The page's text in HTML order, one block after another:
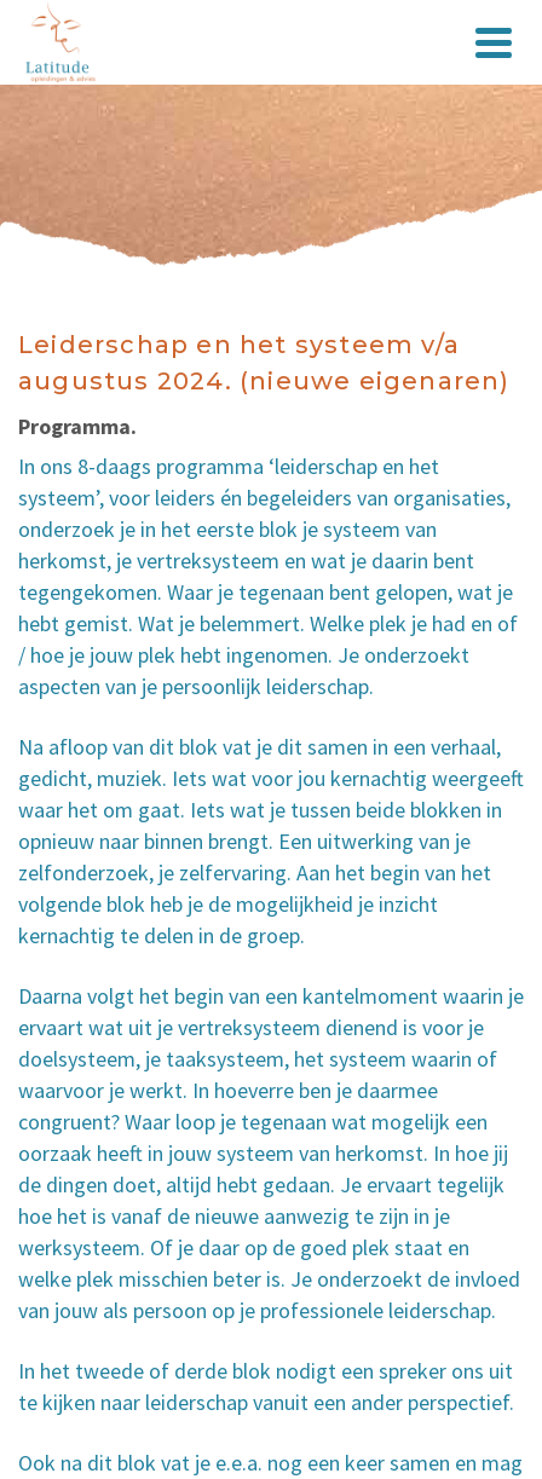
Leiderschap en het systeem v/a
augustus 2024. (nieuwe eigenaren)
Programma.
In ons 8-daags programma ‘leiderschap en het
systeem’, voor leiders én begeleiders van organisaties,
onderzoek je in het eerste blok je systeem van
herkomst, je vertreksysteem en wat je daarin bent
tegengekomen. Waar je tegenaan bent gelopen, wat je
hebt gemist. Wat je belemmert. Welke plek je had en of
/ hoe je jouw plek hebt ingenomen. Je onderzoekt
aspecten van je persoonlijk leiderschap.
Na afloop van dit blok vat je dit samen in een verhaal,
gedicht, muziek. Iets wat voor jou kernachtig weergeeft
waar het om gaat. Iets wat je tussen beide blokken in
opnieuw naar binnen brengt. Een uitwerking van je
zelfonderzoek, je zelfervaring. Aan het begin van het
volgende blok heb je de mogelijkheid je inzicht
kernachtig te delen in de groep.
Daarna volgt het begin van een kantelmoment waarin je
ervaart wat uit je vertreksysteem dienend is voor je
doelsysteem, je taaksysteem, het systeem waarin of
waarvoor je werkt. In hoeverre ben je daarmee
congruent? Waar loop je tegenaan wat mogelijk een
oorzaak heeft in jouw systeem van herkomst. In hoe jij
de dingen doet, altijd hebt gedaan. Je ervaart tegelijk
hoe het is vanaf de nieuwe aanwezig te zijn in je
werksysteem. Of je daar op de goed plek staat en
welke plek misschien beter is. Je onderzoekt de invloed
van jouw als persoon op je professionele leiderschap.
In het tweede of derde blok nodigt een spreker ons uit
te kijken naar leiderschap vanuit een ander perspectief.
Ook na dit blok vat je e.e.a. nog een keer samen en mag